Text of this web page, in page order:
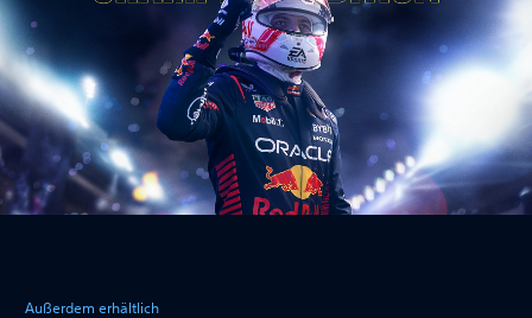
Außerdem erhältlich